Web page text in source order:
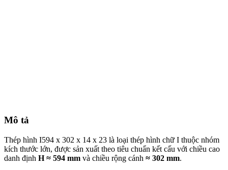
Mô tả
Thép hình I594 x 302 x 14 x 23 là loại thép hình chữ I thuộc nhóm
kích thước lớn, được sản xuất theo tiêu chuẩn kết cấu với chiều cao
danh định H ≈ 594 mm và chiều rộng cánh ≈ 302 mm.